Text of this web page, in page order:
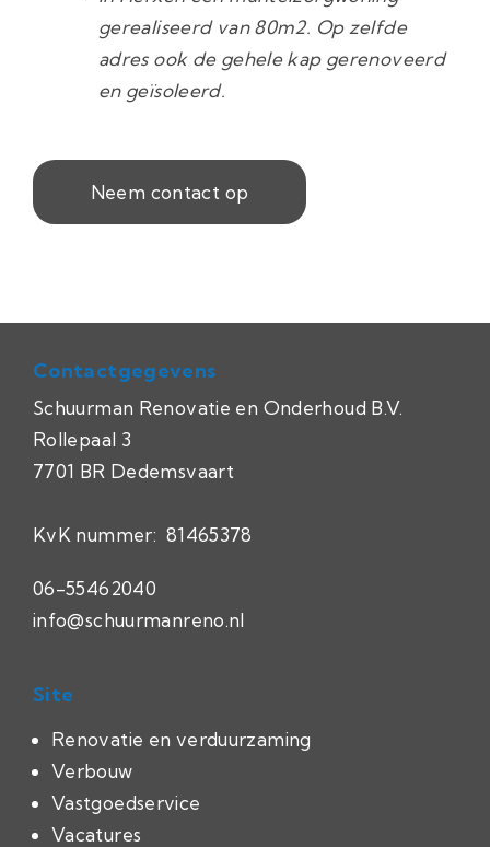
gerealiseerd van 80m2. Op zelfde
adres ook de gehele kap gerenoveerd
en geïsoleerd.
Neem contact op
Contactgegevens
Schuurman Renovatie en Onderhoud B.V.
Rollepaal 3
7701 BR Dedemsvaart
KvK nummer: 81465378
06-55462040
info@schuurmanreno.nl
Site
Renovatie en verduurzaming
Verbouw
Vastgoedservice
Vacatures